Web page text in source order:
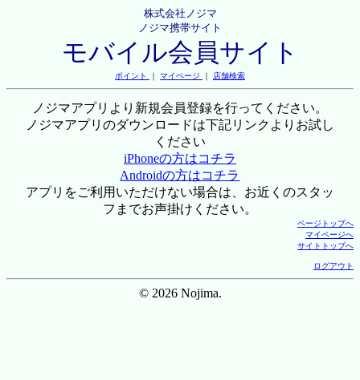
株式会社ノジマ
ノジマ携帯サイト
モバイル会員サイト
ポイント ｜ マイページ ｜ 店舗検索
ノジマアプリより新規会員登録を行ってください。
ノジマアプリのダウンロードは下記リンクよりお試し
ください
iPhoneの方はコチラ
Androidの方はコチラ
アプリをご利用いただけない場合は、お近くのスタッ
フまでお声掛けください。
ページトップへ
マイページへ
サイトトップへ
ログアウト
© 2026 Nojima.